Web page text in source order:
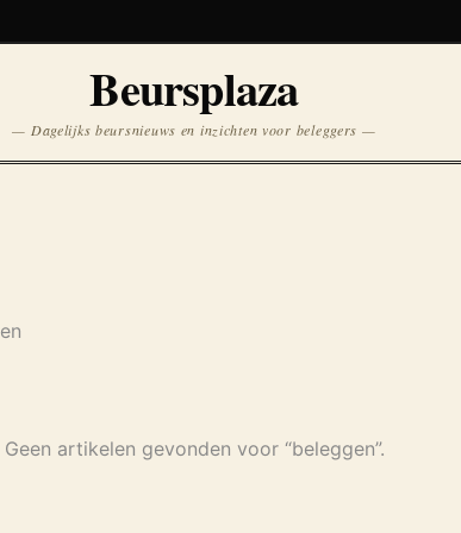
Beursplaza
— Dagelijks beursnieuws en inzichten voor beleggers —
Geen artikelen gevonden voor “beleggen”.